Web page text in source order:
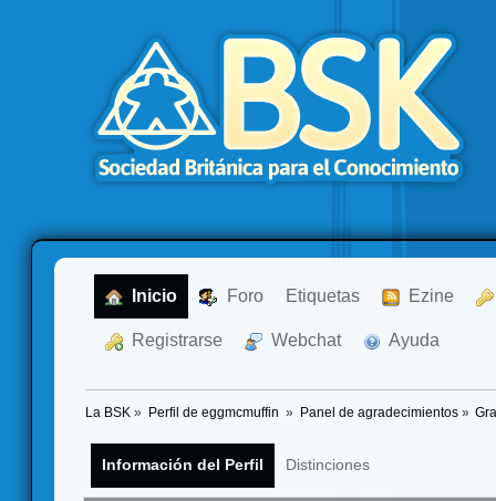
Inicio Foro Etiquetas Ezine
Registrarse Webchat Ayuda
La BSK » Perfil de eggmcmuffin » Panel de agradecimientos»
Información del Perfil Distinciones